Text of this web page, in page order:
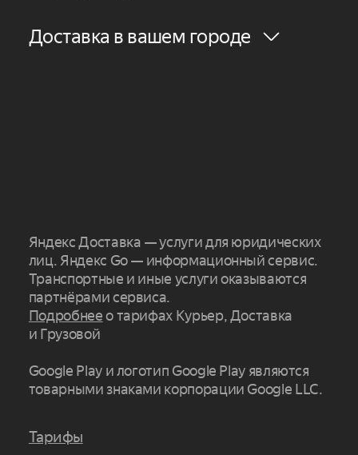
Доставка в вашем городе
Яндекс Доставка — услуги для юридических
лиц. Яндекс Go — информационный сервис.
Транспортные и иные услуги оказываются
партнёрами сервиса.
Подробнеео тарифах Курьер, Доставка
и Грузовой
Google Play и логотип Google Play являются
товарными знаками корпорации Google LLC.
Тарифы